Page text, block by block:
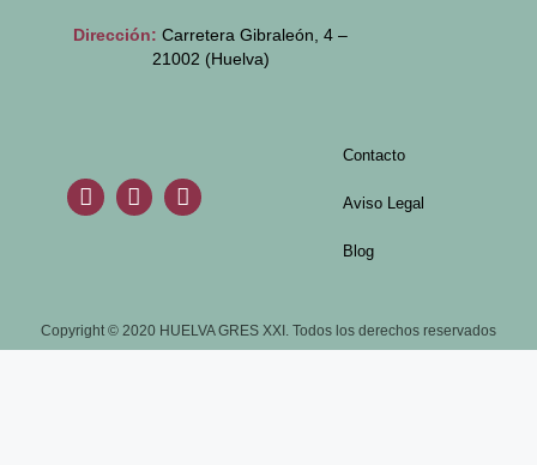
Dirección: Carretera Gibraleón, 4 –
21002 (Huelva)
Contacto
Aviso Legal
Blog
Copyright © 2020 HUELVA GRES XXI. Todos los derechos reservados